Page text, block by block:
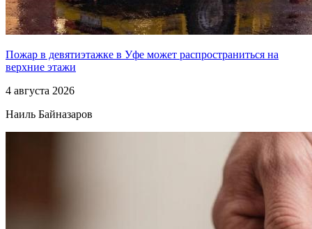
Пожар в девятиэтажке в Уфе может распространиться на
верхние этажи
4 августа 2026
Наиль Байназаров